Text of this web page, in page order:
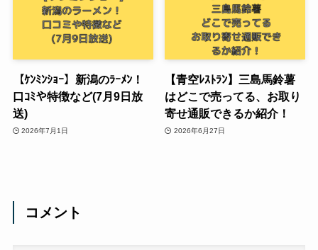
【ｹﾝﾐﾝｼｮｰ】新潟のﾗｰﾒﾝ！
口ｺﾐや特徴など(7月9日放
送)
2026年7月1日
【青空ﾚｽﾄﾗﾝ】三島馬鈴薯
はどこで売ってる、お取り
寄せ通販できるか紹介！
2026年6月27日
コメント